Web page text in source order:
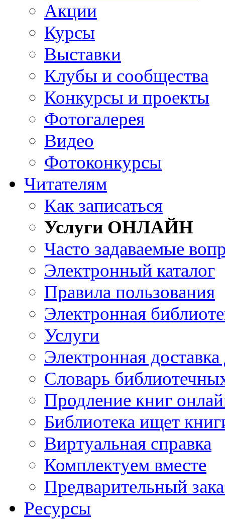
Акции
Курсы
Выставки
Клубы и сообщества
Конкурсы и проекты
Фотогалерея
Видео
Фотоконкурсы
Читателям
Как записаться
Услуги ОНЛАЙН
Часто задаваемые
Электронный каталог
Правила пользования
Электронная
Услуги
Электронная
Словарь
Продление книг
Библиотека ищет
Виртуальная справка
Комплектуем вместе
Предварительный
Ресурсы